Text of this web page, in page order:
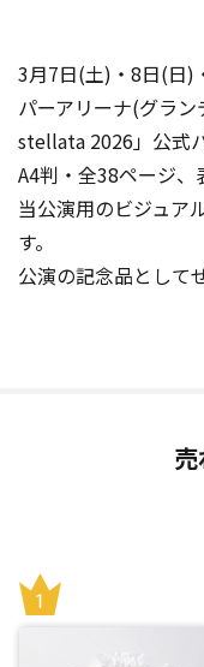
3月7日(土)・8日(日)
パーアリーナ(グラ
stellata 2026」公式
A4判・全38ページ、
当公演用のビジュア
す。
公演の記念品として